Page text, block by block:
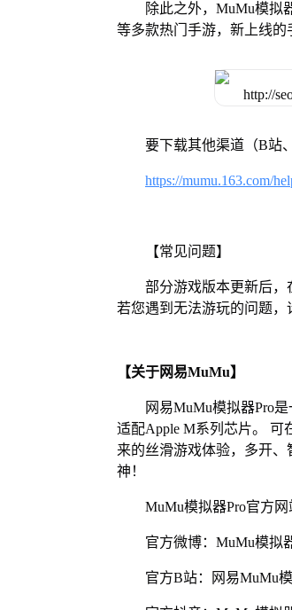
除此之外，MuMu模拟
等多款热门手游，新上线的
要下载其他渠道（B站
https://mumu.163.com/
【常见问题】
部分游戏版本更新后，
若您遇到无法游玩的问题，
【关于网易MuMu】
网易MuMu模拟器Pro
适配Apple M系列芯片。 可
来的丝滑游戏体验，多开
神！
MuMu模拟器Pro官方网
官方微博：MuMu模拟
官方B站：网易MuMu